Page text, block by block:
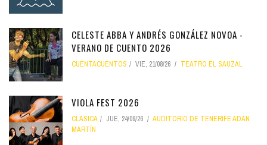
CELESTE ABBA Y ANDRÉS GONZÁLEZ NOVOA -
VERANO DE CUENTO 2026
CUENTACUENTOS VIE, 21/08/26 TEATRO EL SAUZAL
VIOLA FEST 2026
CLÁSICA JUE, 24/09/26
AUDITORIO DE TENERIFE ADÁN
MARTÍN